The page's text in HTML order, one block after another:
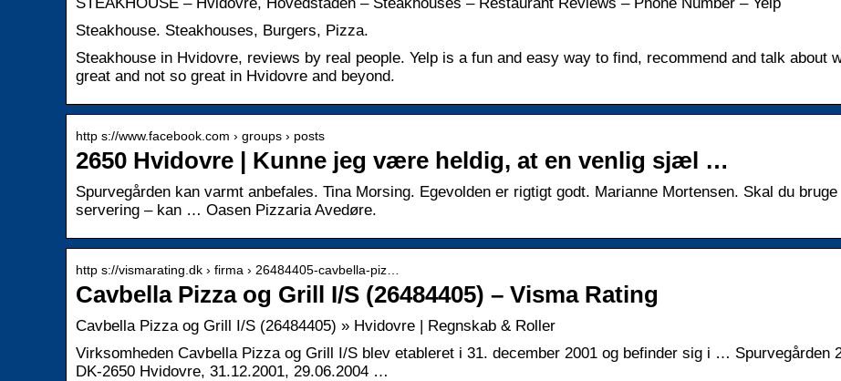
Steakhouse. Steakhouses, Burgers, Pizza.
Steakhouse in Hvidovre, reviews by real people. Yelp is a fun and easy way to find, recommend and talk about
great and not so great in Hvidovre and beyond.
http s://www.facebook.com › groups › posts
2650 Hvidovre | Kunne jeg være heldig, at en venlig sjæl …
Spurvegården kan varmt anbefales. Tina Morsing. Egevolden er rigtigt godt. Marianne Mortensen. Skal du bruge
servering – kan … Oasen Pizzaria Avedøre.
http s://vismarating.dk › firma › 26484405-cavbella-piz…
Cavbella Pizza og Grill I/S (26484405) – Visma Rating
Cavbella Pizza og Grill I/S (26484405) » Hvidovre | Regnskab & Roller
Virksomheden Cavbella Pizza og Grill I/S blev etableret i 31. december 2001 og befinder sig i … Spurvegården
DK-2650 Hvidovre, 31.12.2001, 29.06.2004 …